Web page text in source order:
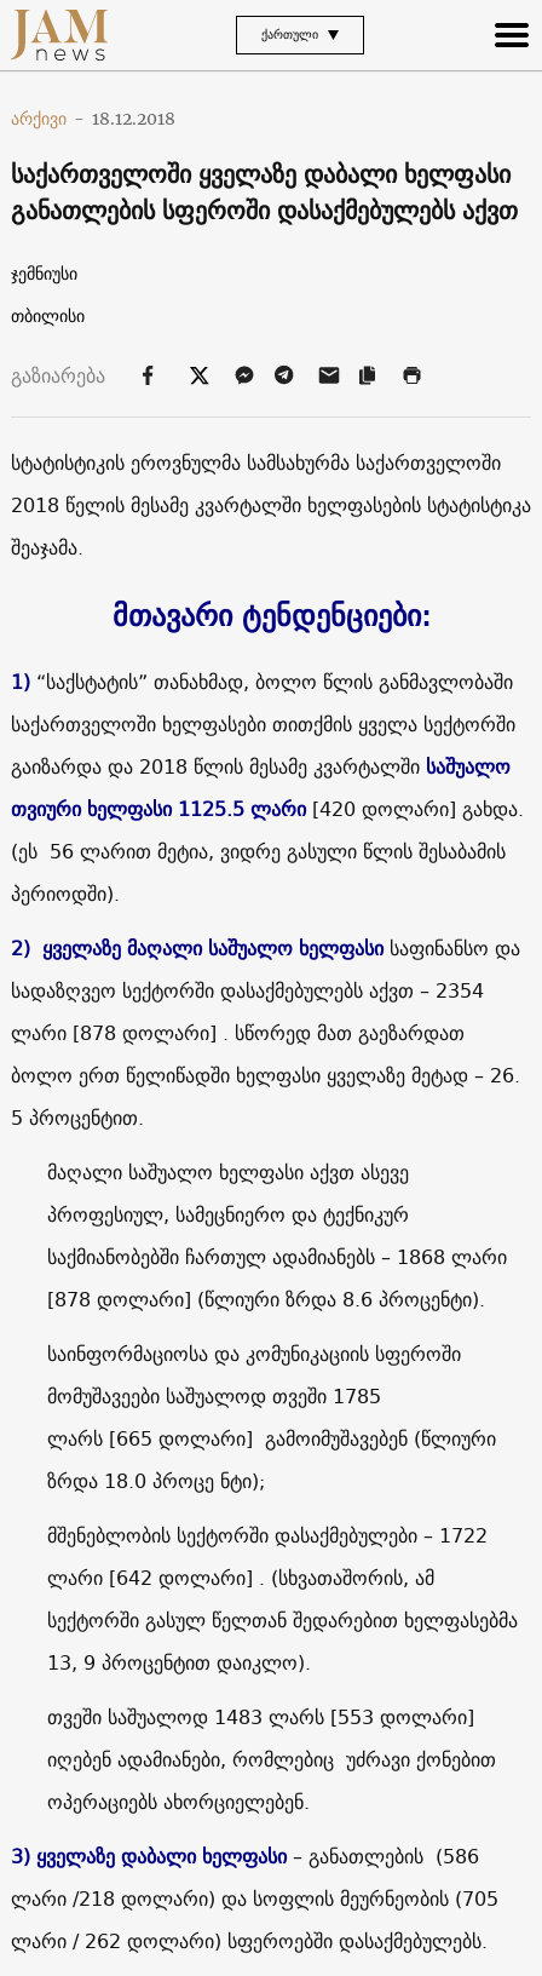
ᲥᲐᲠᲗᲣᲚᲘ
არქივი - 18.12.2018
საქართველოში ყველაზე დაბალი ხელფასი
განათლების სფეროში დასაქმებულებს აქვთ
ჯემნიუსი
თბილისი
გაზიარება
სტატისტიკის ეროვნულმა სამსახურმა საქართველოში
2018 წელის მესამე კვარტალში ხელფასების სტატისტიკა
შეაჯამა.
მთავარი ტენდენციები:
1)“საქსტატის” თანახმად, ბოლო წლის განმავლობაში
საქართველოში ხელფასები თითქმის ყველა სექტორში
გაიზარდა და 2018 წლის მესამე კვარტალშისაშუალო
თვიური ხელფასი 1125.5 ლარი[420 დოლარი] გახდა.
(ეს 56 ლარით მეტია, ვიდრე გასული წლის შესაბამის
პერიოდში).
2) ყველაზე მაღალი საშუალო ხელფასისაფინანსო და
სადაზღვეო სექტორში დასაქმებულებს აქვთ – 2354
ლარი [878 დოლარი] . სწორედ მათ გაეზარდათ
ბოლო ერთ წელიწადში ხელფასი ყველაზე მეტად – 26.
5 პროცენტით.
მაღალი საშუალო ხელფასი აქვთ ასევე
პროფესიულ, სამეცნიერო და ტექნიკურ
საქმიანობებში ჩართულ ადამიანებს – 1868 ლარი
[878 დოლარი] (წლიური ზრდა 8.6 პროცენტი).
საინფორმაციოსა და კომუნიკაციის სფეროში
მომუშავეები საშუალოდ თვეში 1785
ლარს [665 დოლარი] გამოიმუშავებენ (წლიური
ზრდა 18.0 პროცე ნტი);
მშენებლობის სექტორში დასაქმებულები – 1722
ლარი [642 დოლარი] . (სხვათაშორის, ამ
სექტორში გასულ წელთან შედარებით ხელფასებმა
13, 9 პროცენტით დაიკლო).
თვეში საშუალოდ 1483 ლარს [553 დოლარი]
იღებენ ადამიანები, რომლებიც უძრავი ქონებით
ოპერაციებს ახორციელებენ.
3)ყველაზე დაბალი ხელფასი– განათლების (586
ლარი /218 დოლარი) და სოფლის მეურნეობის (705
ლარი / 262 დოლარი) სფეროებში დასაქმებულებს.